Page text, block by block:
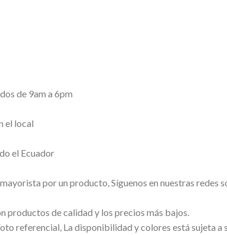
de 9am a 6pm
el local
el Ecuador
por un producto, Síguenos en nuestras redes
de calidad y los precios más bajos.
referencial, La disponibilidad y colores está sujeta a